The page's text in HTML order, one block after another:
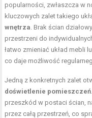
popularności, zwłaszcza w
kluczowych zalet takiego
wnętrza . Brak ścian
przestrzeni do
łatwo zmieniać układ mebli
co daje możliwość
Jedną z konkretnych zalet
doświetlenie pomieszczeń
przeszkód w postaci ścian,
przez całą przestrzeń, co